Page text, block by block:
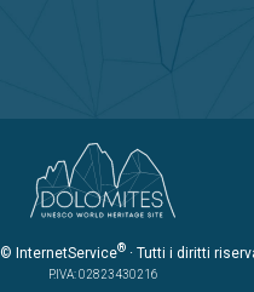
© InternetService® · Tutti i diritti
P.IVA: 02823430216